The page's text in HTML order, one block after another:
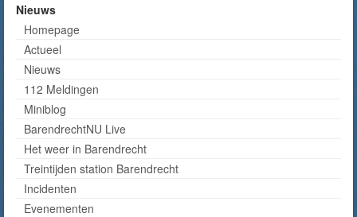
Nieuws
Homepage
Actueel
Nieuws
112 Meldingen
Miniblog
BarendrechtNU Live
Het weer in Barendrecht
Treintijden station Barendrecht
Incidenten
Evenementen